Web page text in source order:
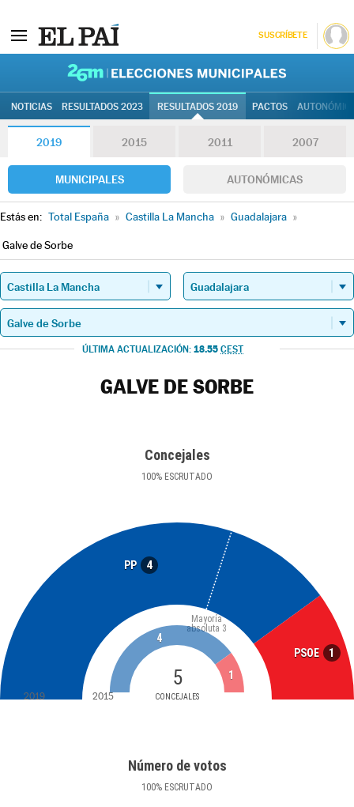
SUSCRÍBETE
NOTICIAS RESULTADOS 2023 RESULTADOS 2019 PACTOS
2019 2015 2011 2007
MUNICIPALES AUTONÓMICAS
Estás en: Total España » Castilla La Mancha » Guadalajara »
Galve de Sorbe
ÚLTIMA ACTUALIZACIÓN: 18.55 CEST
GALVE DE SORBE
Concejales
100% ESCRUTADO
PP 4
PSOE 1
5
CONCEJALES
Mayoría
absoluta 3
4
1
2019 2015
Número de votos
100% ESCRUTADO